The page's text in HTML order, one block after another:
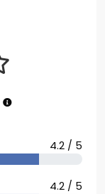
4.2 / 5
4.2 / 5